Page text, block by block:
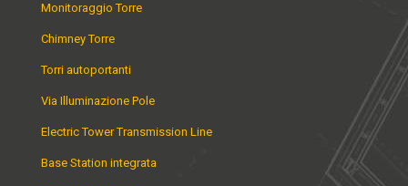
Monitoraggio Torre
Chimney Torre
Torri autoportanti
Via Illuminazione Pole
Electric Tower Transmission Line
Base Station integrata